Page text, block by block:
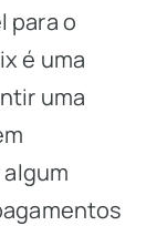
para o
é uma
uma